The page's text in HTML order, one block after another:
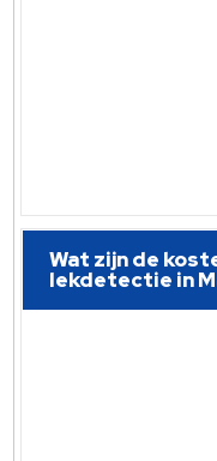
Wat zijn de
lekdetectie in